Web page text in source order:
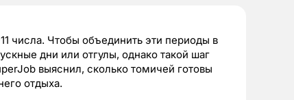
числа. Чтобы объединить эти периоды в
дни или отгулы, однако такой шаг
выяснил, сколько томичей готовы
отдыха.